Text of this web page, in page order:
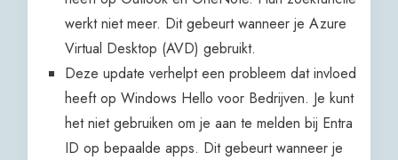
werkt niet meer. Dit gebeurt wanneer je Azure
Virtual Desktop (AVD) gebruikt.
Deze update verhelpt een probleem dat invloed
heeft op Windows Hello voor Bedrijven. Je kunt
het niet gebruiken om je aan te melden bij Entra
ID op bepaalde apps. Dit gebeurt wanneer je